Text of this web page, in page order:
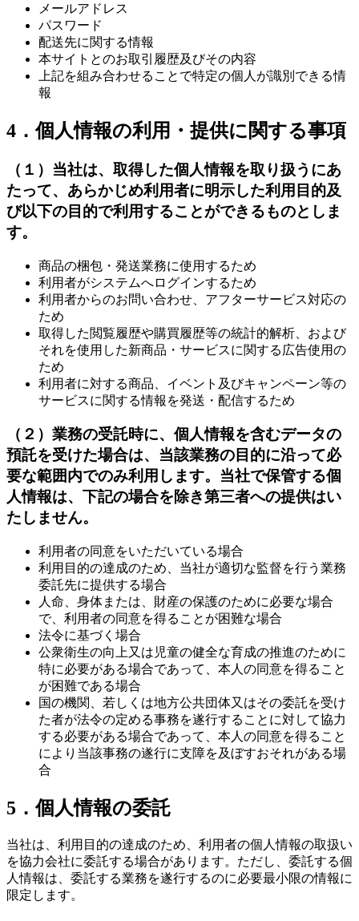
メールアドレス
パスワード
配送先に関する情報
本サイトとのお取引履歴及びその内容
上記を組み合わせることで特定の個人が識別できる情
報
4．個人情報の利用・提供に関する事項
（１）当社は、取得した個人情報を取り扱うにあ
たって、あらかじめ利用者に明示した利用目的及
び以下の目的で利用することができるものとしま
す。
商品の梱包・発送業務に使用するため
利用者がシステムへログインするため
利用者からのお問い合わせ、アフターサービス対応の
ため
取得した閲覧履歴や購買履歴等の統計的解析、および
それを使用した新商品・サービスに関する広告使用の
ため
利用者に対する商品、イベント及びキャンペーン等の
サービスに関する情報を発送・配信するため
（２）業務の受託時に、個人情報を含むデータの
預託を受けた場合は、当該業務の目的に沿って必
要な範囲内でのみ利用します。当社で保管する個
人情報は、下記の場合を除き第三者への提供はい
たしません。
利用者の同意をいただいている場合
利用目的の達成のため、当社が適切な監督を行う業務
委託先に提供する場合
人命、身体または、財産の保護のために必要な場合
で、利用者の同意を得ることが困難な場合
法令に基づく場合
公衆衛生の向上又は児童の健全な育成の推進のために
特に必要がある場合であって、本人の同意を得ること
が困難である場合
国の機関、若しくは地方公共団体又はその委託を受け
た者が法令の定める事務を遂行することに対して協力
する必要がある場合であって、本人の同意を得ること
により当該事務の遂行に支障を及ぼすおそれがある場
合
5．個人情報の委託
当社は、利用目的の達成のため、利用者の個人情報の取扱い
を協力会社に委託する場合があります。ただし、委託する個
人情報は、委託する業務を遂行するのに必要最小限の情報に
限定します。